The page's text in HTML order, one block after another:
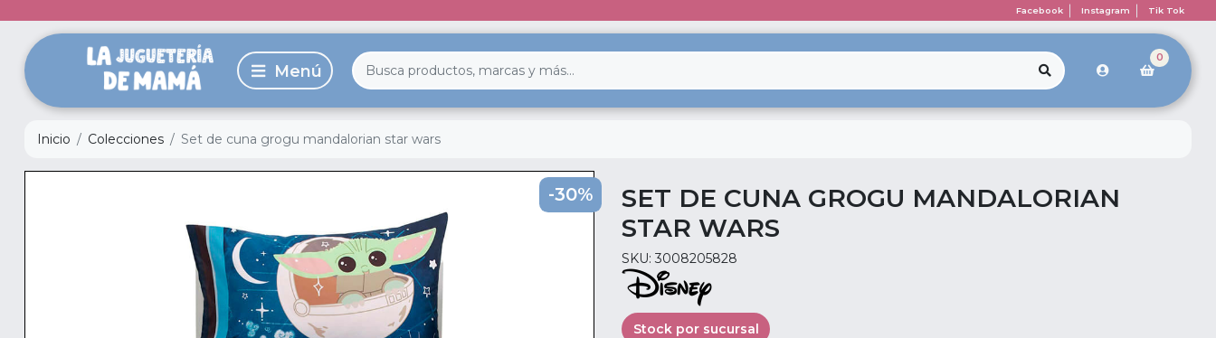
Facebook Instagram Tik Tok
0
Inicio Colecciones Set de cuna grogu mandalorian star wars
-30%
SET DE CUNA GROGU MANDALORIAN
STAR WARS
SKU: 3008205828
Stock por sucursal